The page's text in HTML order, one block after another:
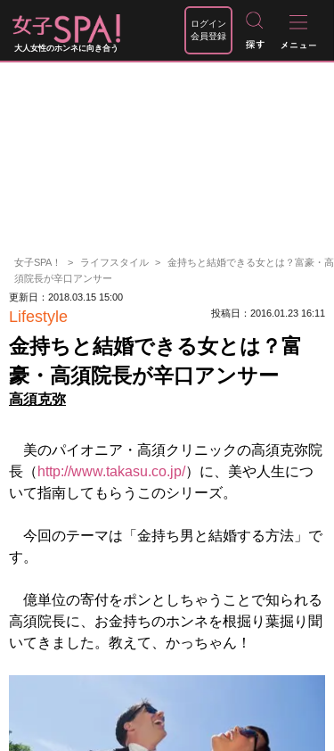
大人女性のホンネに向き合う
ログイン
会員登録
女子SPA！ ライフスタイル
金持ちと結婚できる女とは？富豪・高
須院長が辛口アンサー
更新日：2018.03.15 15:00
Lifestyle 投稿日：2016.01.23 16:11
金持ちと結婚できる女とは？富
豪・高須院長が辛口アンサー
高須克弥
美のパイオニア・高須クリニックの高須克弥院
長（ http://www.takasu.co.jp/）に、美や人生につ
いて指南してもらうこのシリーズ。
今回のテーマは「金持ち男と結婚する方法」で
す。
億単位の寄付をポンとしちゃうことで知られる
高須院長に、お金持ちのホンネを根掘り葉掘り聞
いてきました。教えて、かっちゃん！